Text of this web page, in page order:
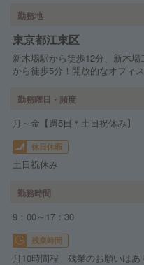
勤務地
東京都江東区
新木場駅から徒歩12分、新木
から徒歩5分！開放的なオフィ
勤務曜日・頻度
月～金【週5日＊土日祝休み】
休日休暇
土日祝休み
勤務時間
9：00～17：30
残業時間
月10時間程 残業のお願いはあ